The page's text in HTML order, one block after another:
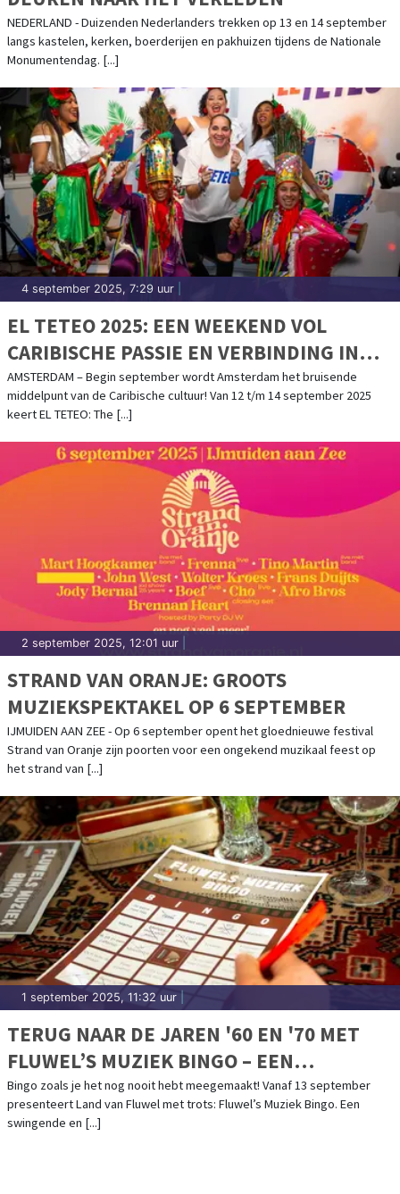
NEDERLAND - Duizenden Nederlanders trekken op 13 en 14 september
langs kastelen, kerken, boerderijen en pakhuizen tijdens de Nationale
Monumentendag. [...]
4 september 2025, 7:29 uur
EL TETEO 2025: EEN WEEKEND VOL
CARIBISCHE PASSIE EN VERBINDING IN
AMSTERDAM – 12 T/M 14 SEPTEMBER
AMSTERDAM – Begin september wordt Amsterdam het bruisende
middelpunt van de Caribische cultuur! Van 12 t/m 14 september 2025
keert EL TETEO: The [...]
2 september 2025, 12:01 uur
STRAND VAN ORANJE: GROOTS
MUZIEKSPEKTAKEL OP 6 SEPTEMBER
IJMUIDEN AAN ZEE - Op 6 september opent het gloednieuwe festival
Strand van Oranje zijn poorten voor een ongekend muzikaal feest op
het strand van [...]
1 september 2025, 11:32 uur
TERUG NAAR DE JAREN '60 EN '70 MET
FLUWEL’S MUZIEK BINGO – EEN
NOSTALGISCH FEESTJE IN OMA’S
HUISKAMER!
Bingo zoals je het nog nooit hebt meegemaakt! Vanaf 13 september
presenteert Land van Fluwel met trots: Fluwel’s Muziek Bingo. Een
swingende en [...]